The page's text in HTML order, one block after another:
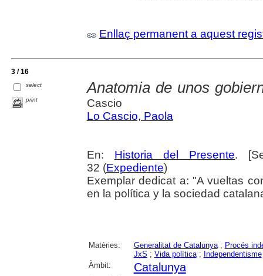
Enllaç permanent a aquest
3 / 16
select
print
Anatomia de unos
Cascio
Lo Cascio, Paola
En: Historia del Presente.
32 (Expediente)
Exemplar dedicat a: "A vueltas
en la política y la sociedad
Matèries: Generalitat de Catalunya; Procés
JxS ; Vida política; Independentisme
Àmbit:
Catalunya